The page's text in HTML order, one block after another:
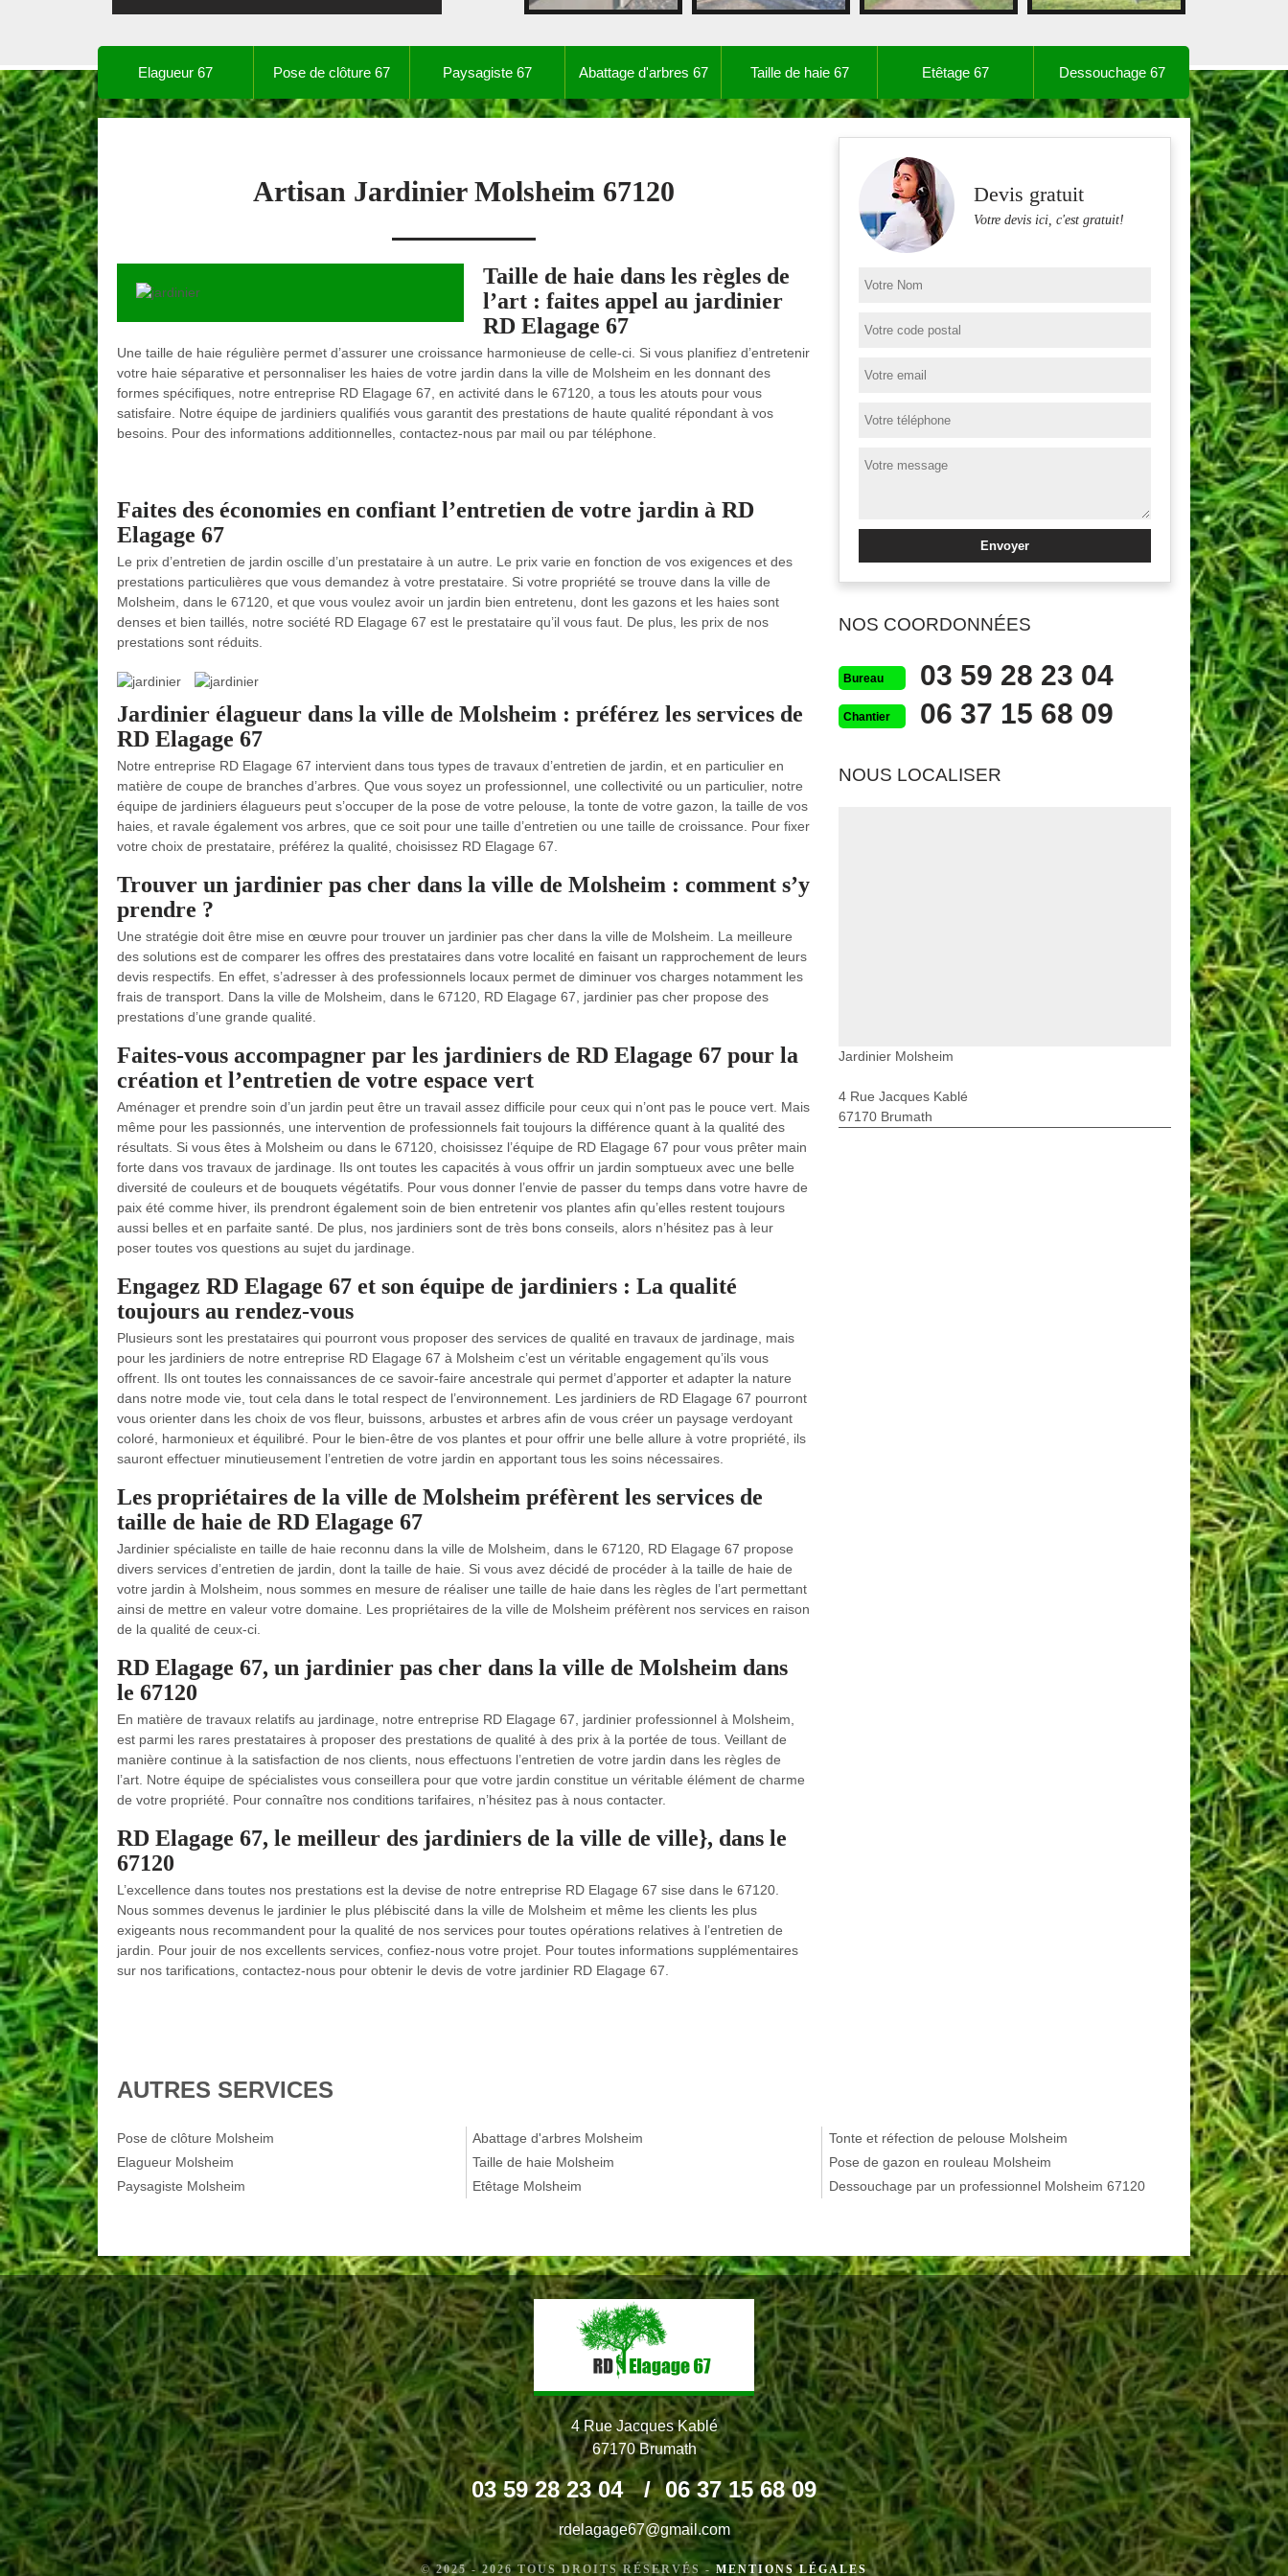
Elagueur 67 Pose de clôture 67 Paysagiste 67 Abattage d'arbres 67 Taille de haie 67 Etêtage 67 Dessouchage 67
Artisan Jardinier Molsheim 67120
Taille de haie dans les règles de
l’art : faites appel au jardinier
RD Elagage 67
Une taille de haie régulière permet d’assurer une croissance harmonieuse de celle-ci. Si vous planifiez d’entretenir
votre haie séparative et personnaliser les haies de votre jardin dans la ville de Molsheim en les donnant des
formes spécifiques, notre entreprise RD Elagage 67, en activité dans le 67120, a tous les atouts pour vous
satisfaire. Notre équipe de jardiniers qualifiés vous garantit des prestations de haute qualité répondant à vos
besoins. Pour des informations additionnelles, contactez-nous par mail ou par téléphone.
Faites des économies en confiant l’entretien de votre jardin à RD
Elagage 67
Le prix d’entretien de jardin oscille d’un prestataire à un autre. Le prix varie en fonction de vos exigences et des
prestations particulières que vous demandez à votre prestataire. Si votre propriété se trouve dans la ville de
Molsheim, dans le 67120, et que vous voulez avoir un jardin bien entretenu, dont les gazons et les haies sont
denses et bien taillés, notre société RD Elagage 67 est le prestataire qu’il vous faut. De plus, les prix de nos
prestations sont réduits.
Jardinier élagueur dans la ville de Molsheim : préférez les services de
RD Elagage 67
Notre entreprise RD Elagage 67 intervient dans tous types de travaux d’entretien de jardin, et en particulier en
matière de coupe de branches d’arbres. Que vous soyez un professionnel, une collectivité ou un particulier, notre
équipe de jardiniers élagueurs peut s’occuper de la pose de votre pelouse, la tonte de votre gazon, la taille de vos
haies, et ravale également vos arbres, que ce soit pour une taille d’entretien ou une taille de croissance. Pour fixer
votre choix de prestataire, préférez la qualité, choisissez RD Elagage 67.
Trouver un jardinier pas cher dans la ville de Molsheim : comment s’y
prendre ?
Une stratégie doit être mise en œuvre pour trouver un jardinier pas cher dans la ville de Molsheim. La meilleure
des solutions est de comparer les offres des prestataires dans votre localité en faisant un rapprochement de leurs
devis respectifs. En effet, s’adresser à des professionnels locaux permet de diminuer vos charges notamment les
frais de transport. Dans la ville de Molsheim, dans le 67120, RD Elagage 67, jardinier pas cher propose des
prestations d’une grande qualité.
Faites-vous accompagner par les jardiniers de RD Elagage 67 pour la
création et l’entretien de votre espace vert
Aménager et prendre soin d’un jardin peut être un travail assez difficile pour ceux qui n’ont pas le pouce vert. Mais
même pour les passionnés, une intervention de professionnels fait toujours la différence quant à la qualité des
résultats. Si vous êtes à Molsheim ou dans le 67120, choisissez l’équipe de RD Elagage 67 pour vous prêter main
forte dans vos travaux de jardinage. Ils ont toutes les capacités à vous offrir un jardin somptueux avec une belle
diversité de couleurs et de bouquets végétatifs. Pour vous donner l’envie de passer du temps dans votre havre de
paix été comme hiver, ils prendront également soin de bien entretenir vos plantes afin qu’elles restent toujours
aussi belles et en parfaite santé. De plus, nos jardiniers sont de très bons conseils, alors n’hésitez pas à leur
poser toutes vos questions au sujet du jardinage.
Engagez RD Elagage 67 et son équipe de jardiniers : La qualité
toujours au rendez-vous
Plusieurs sont les prestataires qui pourront vous proposer des services de qualité en travaux de jardinage, mais
pour les jardiniers de notre entreprise RD Elagage 67 à Molsheim c’est un véritable engagement qu’ils vous
offrent. Ils ont toutes les connaissances de ce savoir-faire ancestrale qui permet d’apporter et adapter la nature
dans notre mode vie, tout cela dans le total respect de l’environnement. Les jardiniers de RD Elagage 67 pourront
vous orienter dans les choix de vos fleur, buissons, arbustes et arbres afin de vous créer un paysage verdoyant
coloré, harmonieux et équilibré. Pour le bien-être de vos plantes et pour offrir une belle allure à votre propriété, ils
sauront effectuer minutieusement l’entretien de votre jardin en apportant tous les soins nécessaires.
Les propriétaires de la ville de Molsheim préfèrent les services de
taille de haie de RD Elagage 67
Jardinier spécialiste en taille de haie reconnu dans la ville de Molsheim, dans le 67120, RD Elagage 67 propose
divers services d’entretien de jardin, dont la taille de haie. Si vous avez décidé de procéder à la taille de haie de
votre jardin à Molsheim, nous sommes en mesure de réaliser une taille de haie dans les règles de l’art permettant
ainsi de mettre en valeur votre domaine. Les propriétaires de la ville de Molsheim préfèrent nos services en raison
de la qualité de ceux-ci.
RD Elagage 67, un jardinier pas cher dans la ville de Molsheim dans
le 67120
En matière de travaux relatifs au jardinage, notre entreprise RD Elagage 67, jardinier professionnel à Molsheim,
est parmi les rares prestataires à proposer des prestations de qualité à des prix à la portée de tous. Veillant de
manière continue à la satisfaction de nos clients, nous effectuons l’entretien de votre jardin dans les règles de
l’art. Notre équipe de spécialistes vous conseillera pour que votre jardin constitue un véritable élément de charme
de votre propriété. Pour connaître nos conditions tarifaires, n’hésitez pas à nous contacter.
RD Elagage 67, le meilleur des jardiniers de la ville de ville}, dans le
67120
L’excellence dans toutes nos prestations est la devise de notre entreprise RD Elagage 67 sise dans le 67120.
Nous sommes devenus le jardinier le plus plébiscité dans la ville de Molsheim et même les clients les plus
exigeants nous recommandent pour la qualité de nos services pour toutes opérations relatives à l’entretien de
jardin. Pour jouir de nos excellents services, confiez-nous votre projet. Pour toutes informations supplémentaires
sur nos tarifications, contactez-nous pour obtenir le devis de votre jardinier RD Elagage 67.
Devis gratuit
Votre devis ici, c'est gratuit!
NOS COORDONNÉES
Bureau 03 59 28 23 04
Chantier 06 37 15 68 09
NOUS LOCALISER
Jardinier Molsheim
4 Rue Jacques Kablé
67170 Brumath
AUTRES SERVICES
Pose de clôture Molsheim
Elagueur Molsheim
Paysagiste Molsheim
Abattage d'arbres Molsheim
Taille de haie Molsheim
Etêtage Molsheim
Tonte et réfection de pelouse Molsheim
Pose de gazon en rouleau Molsheim
Dessouchage par un professionnel Molsheim 67120
4 Rue Jacques Kablé
67170 Brumath
03 59 28 23 04 / 06 37 15 68 09
rdelagage67@gmail.com
© 2025 - 2026 TOUS DROITS RÉSERVÉS -MENTIONS LÉGALES